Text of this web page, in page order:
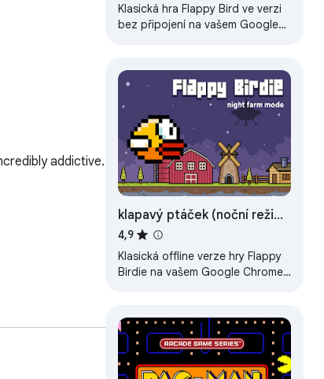
addictive.
Klasická hra Flappy Bird ve verzi
bez připojení na vašem Google
pro…
klapavý ptáček (noční režim
farmy)
4,9
Klasická offline verze hry Flappy
Birdie na vašem Google Chrome!